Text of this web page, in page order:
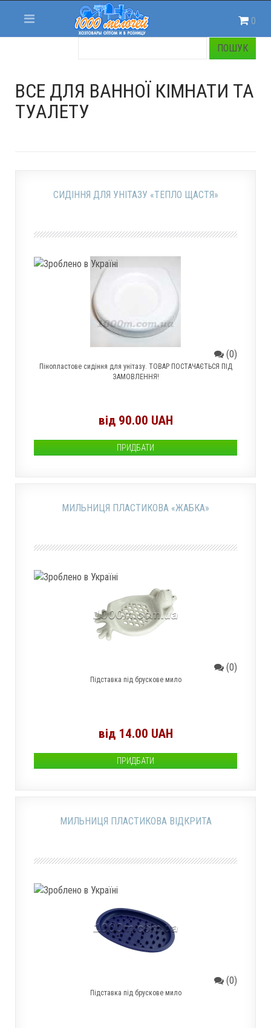
0
ВСЕ ДЛЯ ВАННОЇ КІМНАТИ ТА
ТУАЛЕТУ
СИДІННЯ ДЛЯ УНІТАЗУ «ТЕПЛО ЩАСТЯ»
(0)
Пінопластове сидіння для унітазу. ТОВАР ПОСТАЧАЄТЬСЯ ПІД
ЗАМОВЛЕННЯ!
від 90.00 UAH
ПРИДБАТИ
МИЛЬНИЦЯ ПЛАСТИКОВА «ЖАБКА»
(0)
Підставка під брускове мило
від 14.00 UAH
ПРИДБАТИ
МИЛЬНИЦЯ ПЛАСТИКОВА ВІДКРИТА
(0)
Підставка під брускове мило